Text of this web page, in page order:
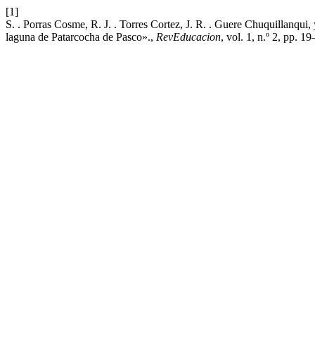
[1]
S. . Porras Cosme, R. J. . Torres Cortez, J. R. . Guere
laguna de Patarcocha de Pasco»., RevEducacion, vol. 1, n.º 2, pp.